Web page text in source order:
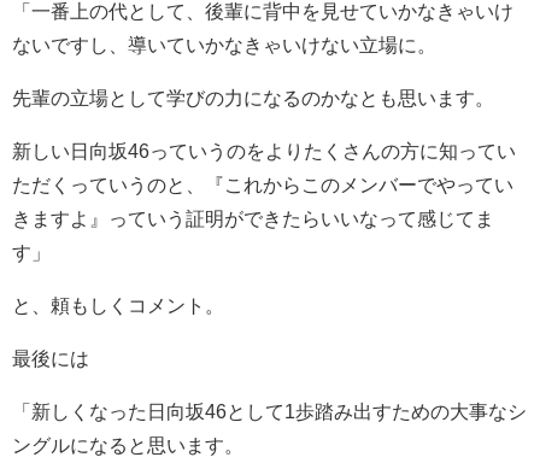
「一番上の代として、後輩に背中を見せていかなきゃいけ
ないですし、導いていかなきゃいけない立場に。
先輩の立場として学びの力になるのかなとも思います。
新しい日向坂46っていうのをよりたくさんの方に知ってい
ただくっていうのと、『これからこのメンバーでやってい
きますよ』っていう証明ができたらいいなって感じてま
す」
と、頼もしくコメント。
最後には
「新しくなった日向坂46として1歩踏み出すための大事なシ
ングルになると思います。